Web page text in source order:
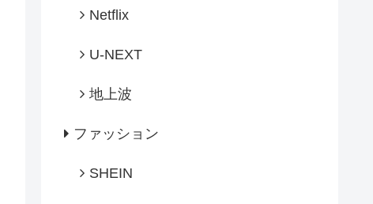
Netflix
U-NEXT
地上波
ファッション
SHEIN